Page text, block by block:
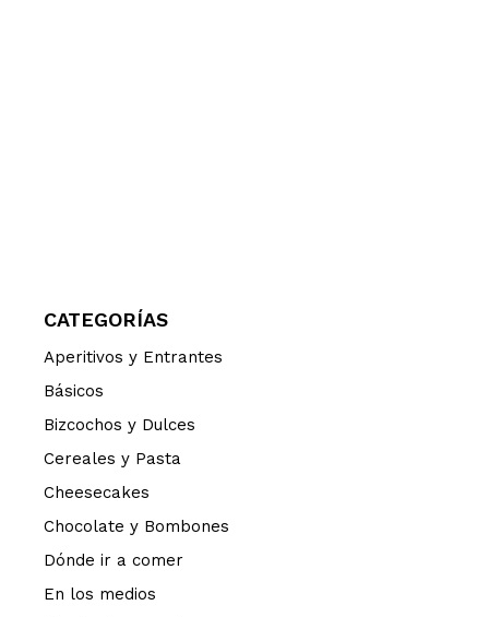
CATEGORÍAS
Aperitivos y Entrantes
Básicos
Bizcochos y Dulces
Cereales y Pasta
Cheesecakes
Chocolate y Bombones
Dónde ir a comer
En los medios